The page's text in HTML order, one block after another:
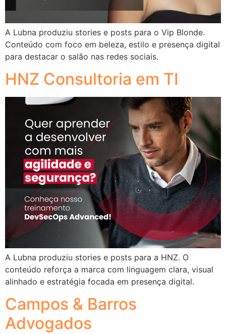
A Lubna produziu stories e posts para o Vip Blonde.
Conteúdo com foco em beleza, estilo e presença digital
para destacar o salão nas redes sociais.
HNZ Consultoria em TI
A Lubna produziu stories e posts para a HNZ. O
conteúdo reforça a marca com linguagem clara, visual
alinhado e estratégia focada em presença digital.
Campos & Barros
Advogados